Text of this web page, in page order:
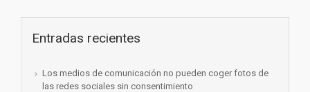
Entradas recientes
Los medios de comunicación no pueden coger fotos de
las redes sociales sin consentimiento